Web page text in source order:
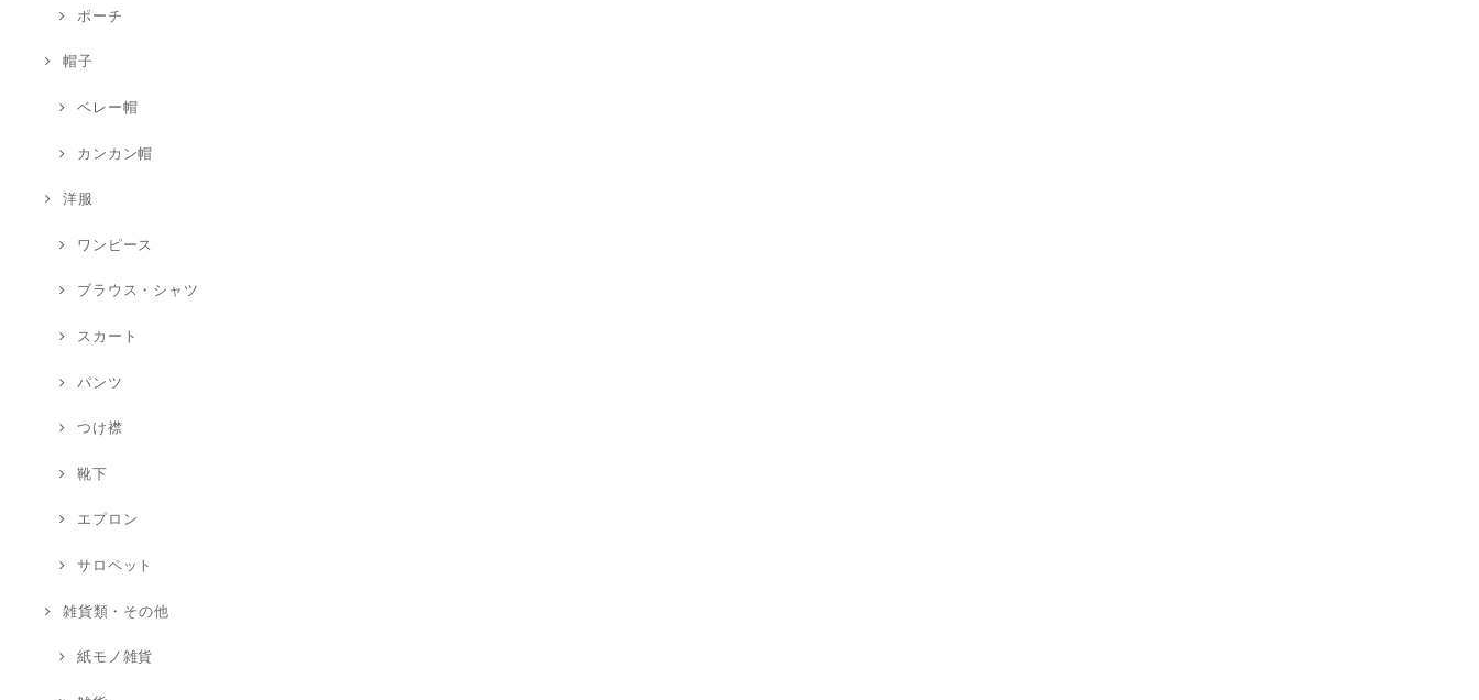
ポーチ
帽子
ベレー帽
カンカン帽
洋服
ワンピース
ブラウス・シャツ
スカート
パンツ
つけ襟
靴下
エプロン
サロペット
雑貨類・その他
紙モノ雑貨